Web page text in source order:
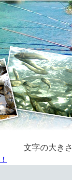
文字の大きさ